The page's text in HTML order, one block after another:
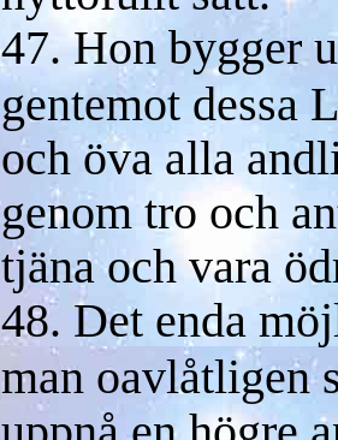
47. Hon bygger
gentemot dessa
och öva alla
genom tro och
tjäna och vara
48. Det enda
man oavlåtligen